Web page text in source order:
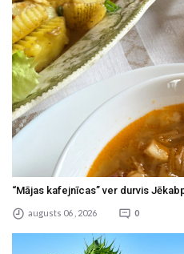
“Mājas kafejnīcas” ver durvis
augusts 06 , 2026 0